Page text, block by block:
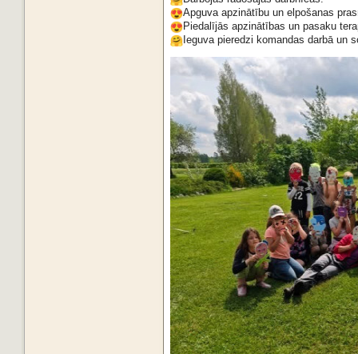
Apguva apzinātību un elpošanas
Piedalījās apzinātības un pasaku
Ieguva pieredzi komandas darbā un